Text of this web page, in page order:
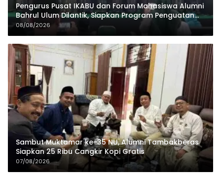
Pengurus Pusat IKABU dan Forum Mahasiswa Alumni
Bahrul Ulum Dilantik, Siapkan Program Penguatan
Organisasi dan Ekonomi
08/08/2026
Sambut Muktamar ke-35 NU, Alumni Tambakberas
Siapkan 25 Ribu Cangkir Kopi Gratis
07/08/2026